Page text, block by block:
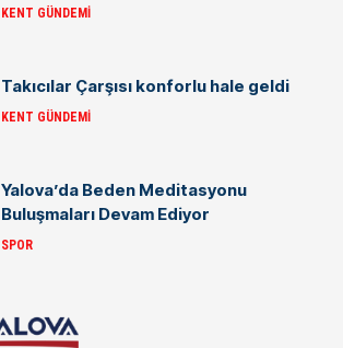
KENT GÜNDEMI
Takıcılar Çarşısı konforlu hale geldi
KENT GÜNDEMI
Yalova’da Beden Meditasyonu
Buluşmaları Devam Ediyor
SPOR